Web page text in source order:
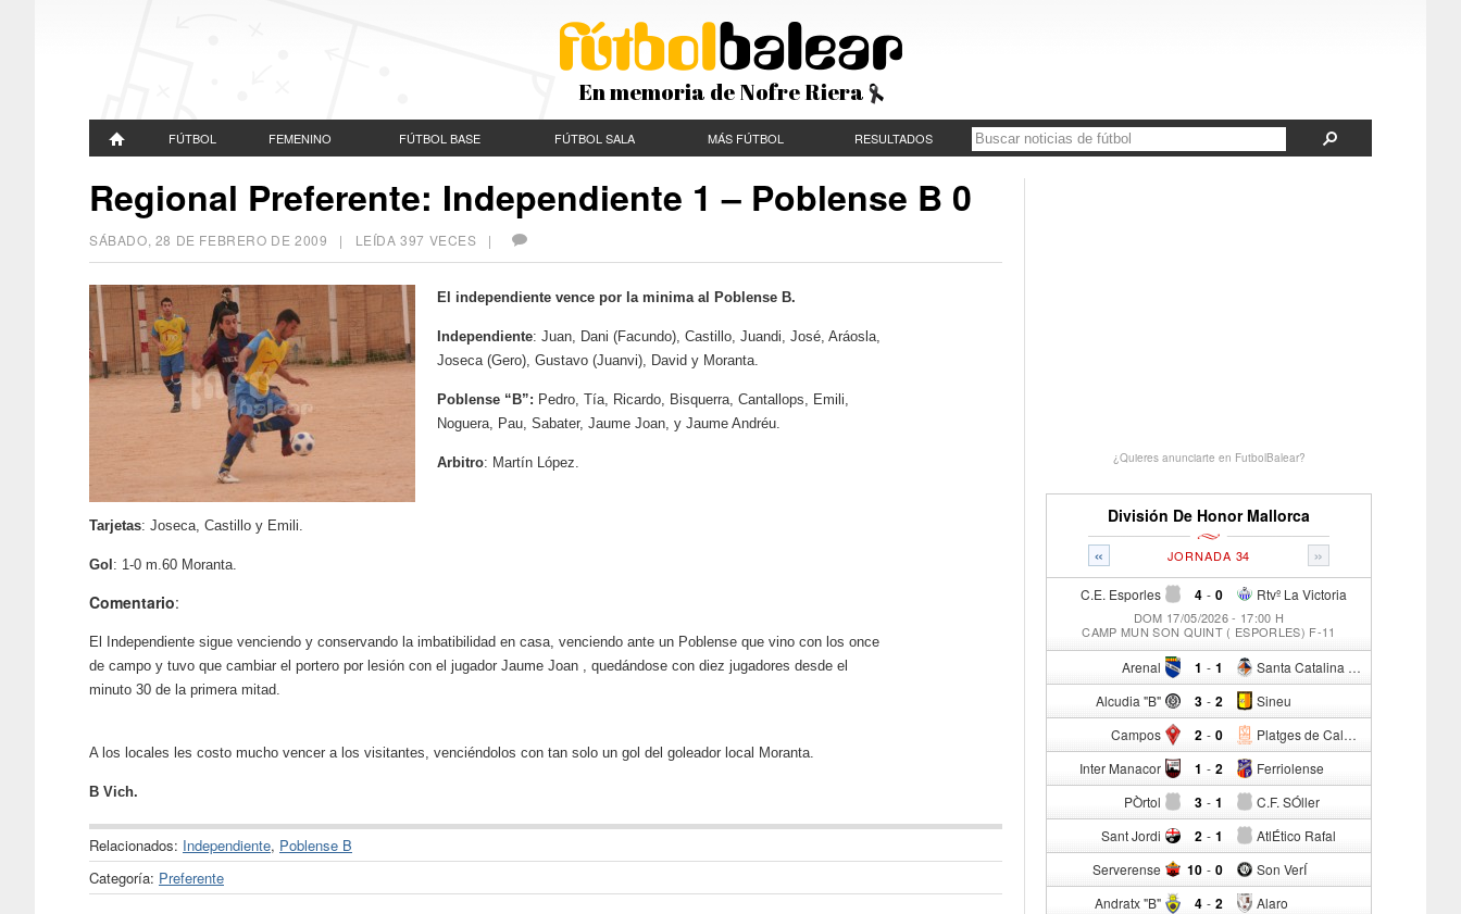
En memoria de Nofre Riera
FÚTBOL FEMENINO FÚTBOL BASE FÚTBOL SALA MÁS FÚTBOL RESULTADOS
Regional Preferente: Independiente 1 – Poblense B 0
SÁBADO, 28 DE FEBRERO DE 2009 | LEÍDA 397 VECES |
El independiente vence por la minima al Poblense B.
Independiente: Juan, Dani (Facundo), Castillo, Juandi, José, Aráosla,
Joseca (Gero), Gustavo (Juanvi), David y Moranta.
Poblense “B”: Pedro, Tía, Ricardo, Bisquerra, Cantallops, Emili,
Noguera, Pau, Sabater, Jaume Joan, y Jaume Andréu.
Arbitro: Martín López.
Tarjetas: Joseca, Castillo y Emili.
Gol : 1-0 m.60 Moranta.
Comentario:
El Independiente sigue venciendo y conservando la imbatibilidad en casa, venciendo ante un Poblense que vino con los once
de campo y tuvo que cambiar el portero por lesión con el jugador Jaume Joan , quedándose con diez jugadores desde el
minuto 30 de la primera mitad.
A los locales les costo mucho vencer a los visitantes, venciéndolos con tan solo un gol del goleador local Moranta.
B Vich.
Relacionados: Independiente, Poblense B
Categoría: Preferente
¿Quieres anunciarte en FutbolBalear?
División De Honor Mallorca
« »
JORNADA 34
C.E. Esporles 4 - Rtvº La Victoria
0
DOM 17/05/2026 - 17:00 H
CAMP MUN SON QUINT ( ESPORLES) F-11
Arenal 1 - Santa Catalina Atº
1
Alcudia "B" 3 - Sineu
2
Campos 2 - Platges de Calvia "B"
0
Inter Manacor 1 - Ferriolense
2
PÒrtol 3 - C.F. SÓller
1
Sant Jordi 2 - AtlÉtico Rafal
1
Serverense 10 - Son VerÍ
0
Andratx "B" 4 - Alaro
2